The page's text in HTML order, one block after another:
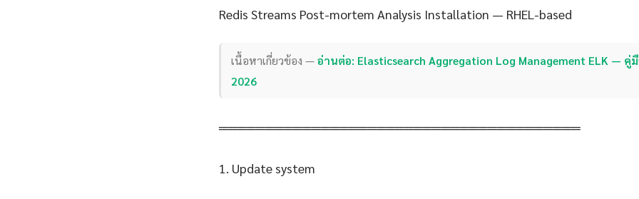
Redis Streams Post-mortem Analysis Installation — RHEL-based
เนื้อหาเกี่ยวข้อง —อ่านต่อ: Elasticsearch Aggregation Log Management ELK —
2026
═══════════════════════════════════════
1. Update system